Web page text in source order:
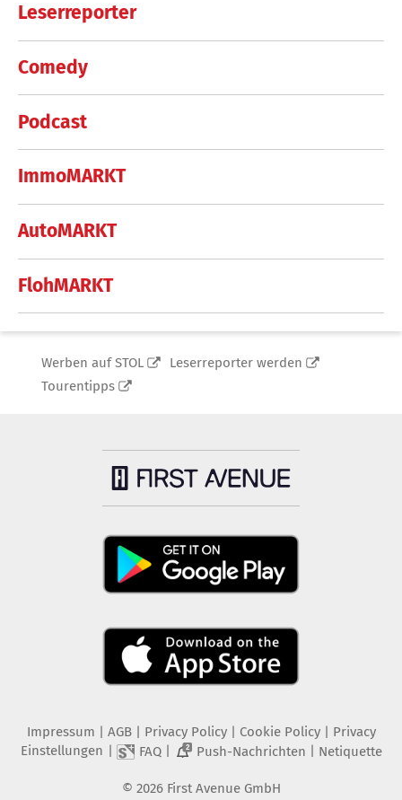
Leserreporter
Comedy
Podcast
ImmoMARKT
AutoMARKT
FlohMARKT
Werben auf STOL
Leserreporter werden
Tourentipps
Impressum AGB Privacy Policy| Cookie Policy| Privacy
Einstellungen
FAQ| 2 Push-Nachrichten Netiquette
© 2026 First Avenue GmbH